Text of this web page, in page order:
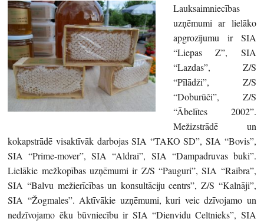
Lauksaimniecības
uzņēmumi ar lielāko
apgrozījumu ir SIA
“Liepas Z”, SIA
“Lazdas”, Z/S
“Pīlādži”, Z/S
“Doburūči”, Z/S
“Ābelītes 2002”.
Mežizstrādē un
kokapstrādē visaktīvāk darbojas SIA “TAKO SD”, SIA “Bovis”,
SIA “Prime-mover”, SIA “Aldrai”, SIA “Dampadruvas buki”.
Lielākie mežkopības uzņēmumi ir Z/S “Pauguri”, SIA “Raibra”,
SIA “Balvu mežierīcības un konsultāciju centrs”, Z/S “Kalnāji”,
SIA “Žogmales”. Aktīvākie uzņēmumi, kuri veic dzīvojamo un
nedzīvojamo ēku būvniecību ir SIA “Dienvidu Celtnieks”, SIA